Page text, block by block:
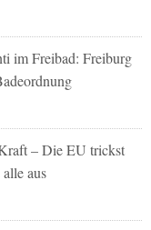
im Freibad: Freiburg
– Die EU trickst
aus